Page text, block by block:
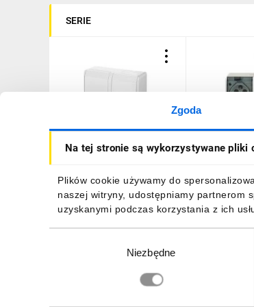
Zgoda
Na tej stronie są wykorzystywane pliki
Plików cookie używamy do
naszej witryny, udostępniamy partnerom
uzyskanymi podczas korzystania z ich
Niezbędne
SERIE
Hermes Gniazdo
hermetyczne podwójne
16A IP44 białe GNT 0322-
02
22,21 złbrutto
Hermes
hermetyczne
16A IP44 z
białe GNT
22,21 zł